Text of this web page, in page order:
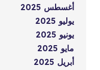
أغسطس 2025
يوليو 2025
يونيو 2025
مايو 2025
أبريل 2025